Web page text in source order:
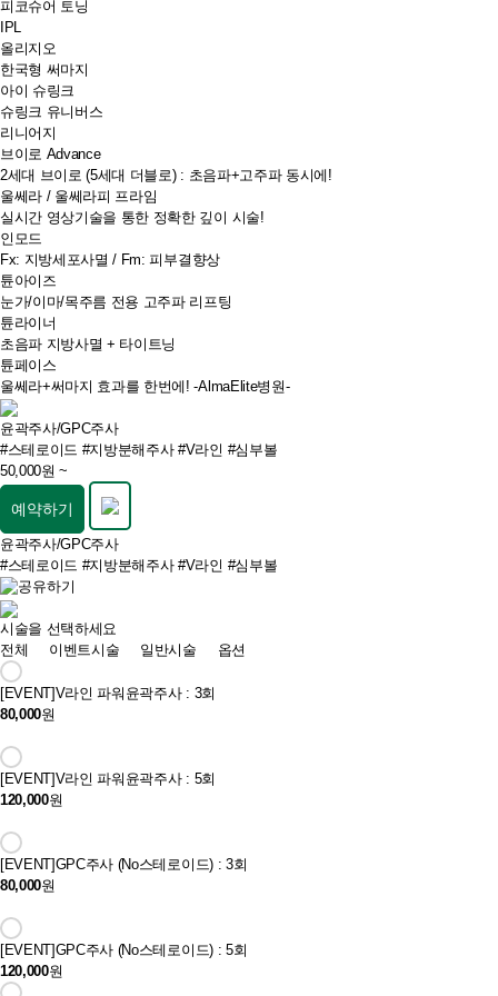
피코슈어 토닝
IPL
올리지오
한국형 써마지
아이 슈링크
슈링크 유니버스
리니어지
브이로 Advance
2세대 브이로 (5세대 더블로) : 초음파+고주파 동시에!
울쎄라 / 울쎄라피 프라임
실시간 영상기술을 통한 정확한 깊이 시술!
인모드
Fx: 지방세포사멸 / Fm: 피부결향상
튠아이즈
눈가/이마/목주름 전용 고주파 리프팅
튠라이너
초음파 지방사멸 + 타이트닝
튠페이스
울쎄라+써마지 효과를 한번에! -AlmaElite병원-
윤곽주사/GPC주사
#스테로이드 #지방분해주사#V라인 #심부볼
50,000원 ~
예약하기
윤곽주사/GPC주사
#스테로이드 #지방분해주사#V라인 #심부볼
시술을 선택하세요
전체
이벤트시술 일반시술 옵션
[EVENT]V라인 파워윤곽주사 : 3회
80,000원
[EVENT]V라인 파워윤곽주사 : 5회
120,000원
[EVENT]GPC주사 (No스테로이드) : 3회
80,000원
[EVENT]GPC주사 (No스테로이드) : 5회
120,000원